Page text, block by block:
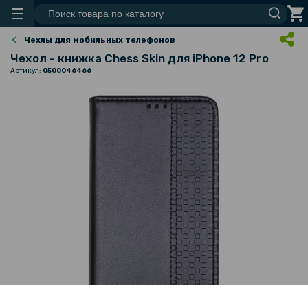
Чехлы для мобильных телефонов
Чехол - книжка Chess Skin для iPhone 12 Pro
Артикул: 0500046466